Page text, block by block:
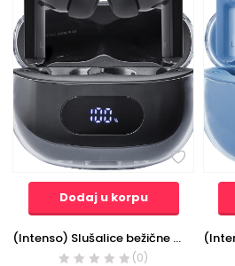
Dodaj u korpu
(Intenso) Slušalice bežične sa kutijicom za punjenje, ANC, Bluetooth – Buds Plus T310AE Black
(0)